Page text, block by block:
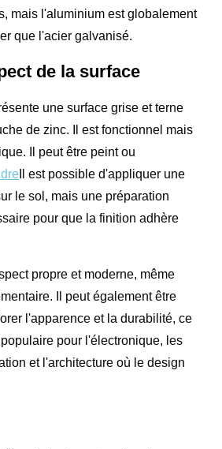
mais l'aluminium est globalement
que l'acier galvanisé.
de la surface
une surface grise et terne
de zinc. Il est fonctionnel mais
Il peut être peint ou
Il est possible d'appliquer une
le sol, mais une préparation
pour que la finition adhère
propre et moderne, même
Il peut également être
l'apparence et la durabilité, ce
pour l'électronique, les
et l'architecture où le design